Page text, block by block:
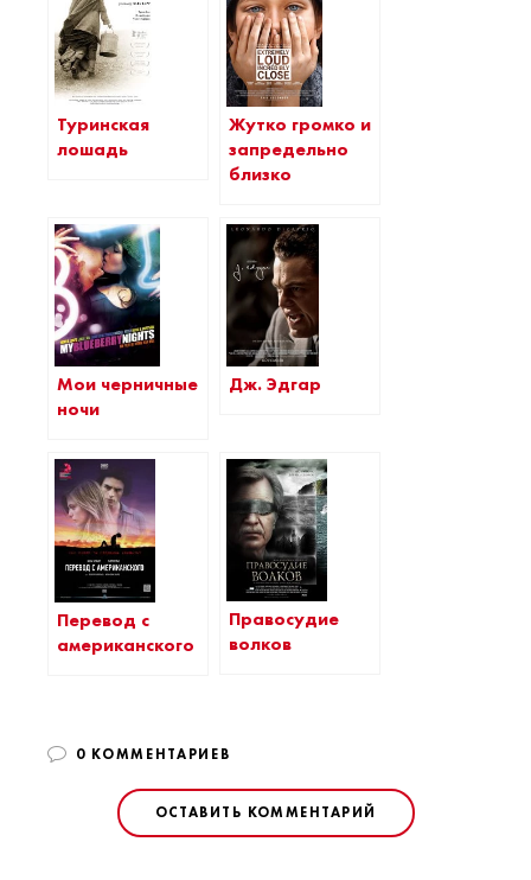
Туринская
лошадь
Жутко громко и
запредельно
близко
Мои черничные
ночи
Дж. Эдгар
Перевод с
американского
Правосудие
волков
0 КОММЕНТАРИЕВ
ОСТАВИТЬ КОММЕНТАРИЙ